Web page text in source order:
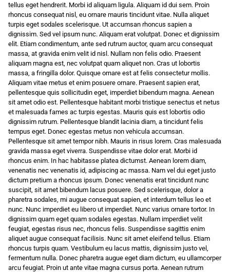
tellus eget hendrerit. Morbi id aliquam ligula. Aliquam id dui sem. Proin
rhoncus consequat nisl, eu ornare mauris tincidunt vitae. Nulla aliquet
turpis eget sodales scelerisque. Ut accumsan rhoncus sapien a
dignissim. Sed vel ipsum nunc. Aliquam erat volutpat. Donec et dignissim
elit. Etiam condimentum, ante sed rutrum auctor, quam arcu consequat
massa, at gravida enim velit id nisl. Nullam non felis odio. Praesent
aliquam magna est, nec volutpat quam aliquet non. Cras ut lobortis
massa, a fringilla dolor. Quisque ornare est at felis consectetur mollis.
Aliquam vitae metus et enim posuere ornare. Praesent sapien erat,
pellentesque quis sollicitudin eget, imperdiet bibendum magna. Aenean
sit amet odio est. Pellentesque habitant morbi tristique senectus et netus
et malesuada fames ac turpis egestas. Mauris quis est lobortis odio
dignissim rutrum. Pellentesque blandit lacinia diam, a tincidunt felis
tempus eget. Donec egestas metus non vehicula accumsan.
Pellentesque sit amet tempor nibh. Mauris in risus lorem. Cras malesuada
gravida massa eget viverra. Suspendisse vitae dolor erat. Morbi id
rhoncus enim. In hac habitasse platea dictumst. Aenean lorem diam,
venenatis nec venenatis id, adipiscing ac massa. Nam vel dui eget justo
dictum pretium a rhoncus ipsum. Donec venenatis erat tincidunt nunc
suscipit, sit amet bibendum lacus posuere. Sed scelerisque, dolor a
pharetra sodales, mi augue consequat sapien, et interdum tellus leo et
nunc. Nunc imperdiet eu libero ut imperdiet. Nunc varius ornare tortor. In
dignissim quam eget quam sodales egestas. Nullam imperdiet velit
feugiat, egestas risus nec, rhoncus felis. Suspendisse sagittis enim
aliquet augue consequat facilisis. Nunc sit amet eleifend tellus. Etiam
rhoncus turpis quam. Vestibulum eu lacus mattis, dignissim justo vel,
fermentum nulla. Donec pharetra augue eget diam dictum, eu ullamcorper
arcu feugiat. Proin ut ante vitae magna cursus porta. Aenean rutrum